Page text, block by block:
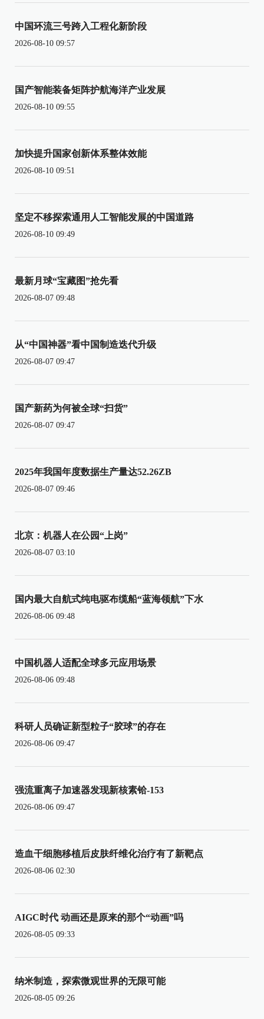
中国环流三号跨入工程化新阶段
2026-08-10 09:57
国产智能装备矩阵护航海洋产业发展
2026-08-10 09:55
加快提升国家创新体系整体效能
2026-08-10 09:51
坚定不移探索通用人工智能发展的中国道路
2026-08-10 09:49
最新月球“宝藏图”抢先看
2026-08-07 09:48
从“中国神器”看中国制造迭代升级
2026-08-07 09:47
国产新药为何被全球“扫货”
2026-08-07 09:47
2025年我国年度数据生产量达52.26ZB
2026-08-07 09:46
北京：机器人在公园“上岗”
2026-08-07 03:10
国内最大自航式纯电驱布缆船“蓝海领航”下水
2026-08-06 09:48
中国机器人适配全球多元应用场景
2026-08-06 09:48
科研人员确证新型粒子“胶球”的存在
2026-08-06 09:47
强流重离子加速器发现新核素铪-153
2026-08-06 09:47
造血干细胞移植后皮肤纤维化治疗有了新靶点
2026-08-06 02:30
AIGC时代 动画还是原来的那个“动画”吗
2026-08-05 09:33
纳米制造，探索微观世界的无限可能
2026-08-05 09:26